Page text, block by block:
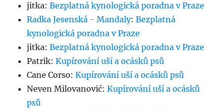
jitka:Bezplatná kynologická poradna v Praze
Radka Jesenská - Mandaly:Bezplatná
kynologická poradna v Praze
jitka:Bezplatná kynologická poradna v Praze
Patrik:Kupírování uší a ocásků psů
Cane Corso:Kupírování uší a ocásků psů
Neven Milovanović:Kupírování uší a ocásků
psů